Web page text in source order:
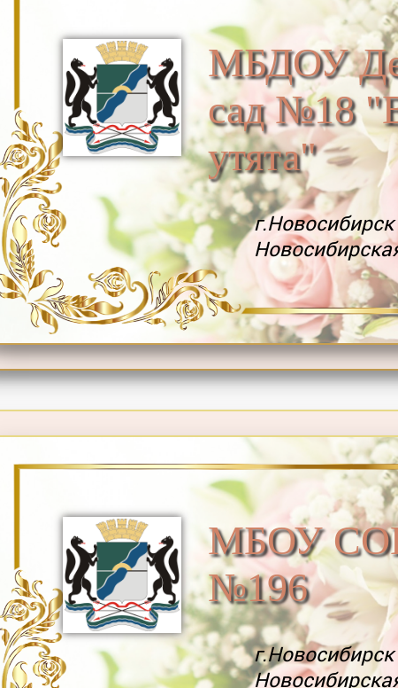
МБДОУ
сад №18
утята"
г.Новосибирск
МБОУ
№196
г.Новосибирск